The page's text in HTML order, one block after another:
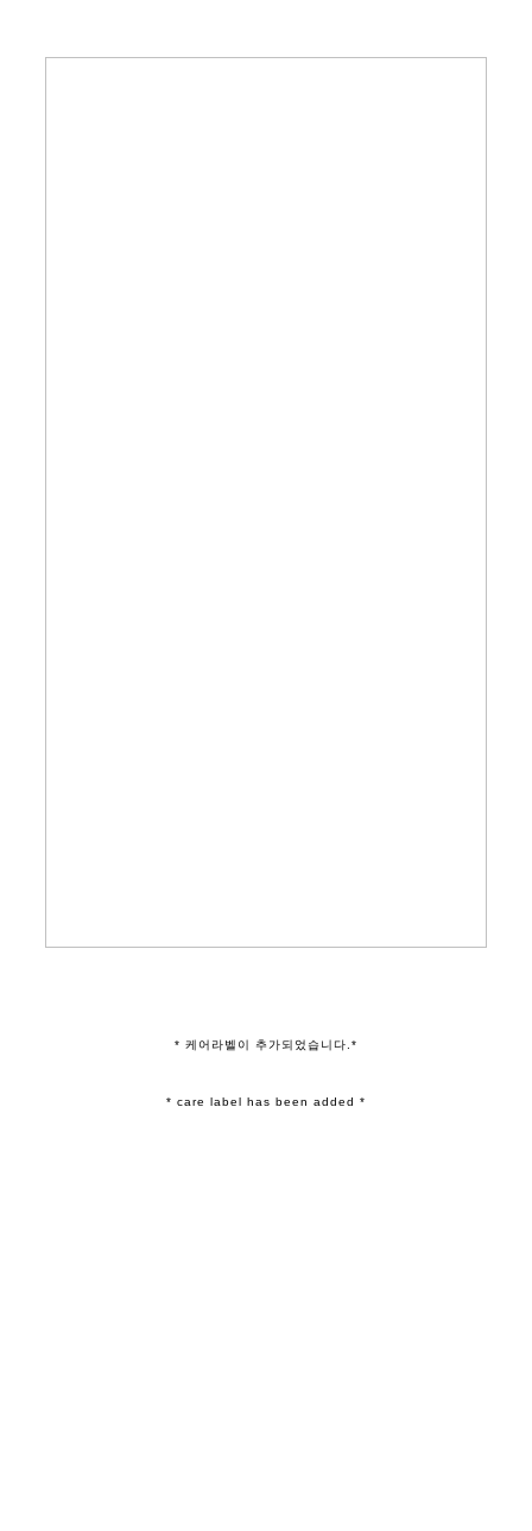
* 케어라벨이 추가되었습니다.*
* care label has been added *